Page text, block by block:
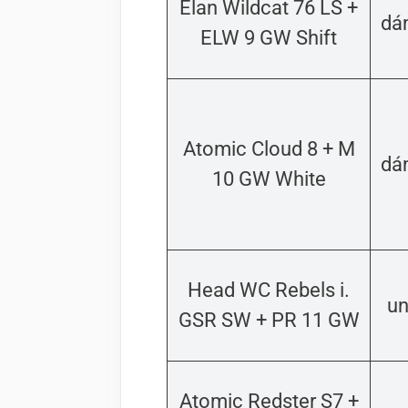
Elan Wildcat 76 LS +
ELW 9 GW Shift
Atomic Cloud 8 + M
10 GW White
Head WC Rebels i.
GSR SW + PR 11 GW
Atomic Redster S7 +